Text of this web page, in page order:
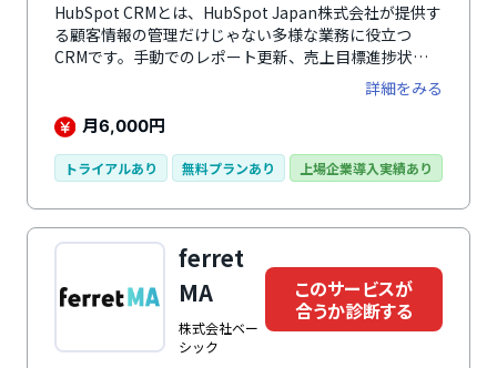
HubSpot CRMとは、HubSpot Japan株式会社が提供す
る顧客情報の管理だけじゃない多様な業務に役立つ
CRMです。手動でのレポート更新、売上目標進捗状況
を営業担当者へ確認というような煩雑な作業はすべてお
まかせ可能です。直感的で見やすいダッシュボードでリ
アルタイムに営業パイプラインを可視化。売上目標営業
成果目標の達成に役立ちます。最大100万件の従業員数
用制限なし。業務自動化ツールで時間節約、2,000万社
を超える登録企業のデータ、自動的に連携するコンタク
トレコードが潜在顧客へのアプローチにつながります。
他にもミーティングのスケジュール設定、ウェブチャッ
ト、Eメールテンプレート、コールなどの無料で利用で
きる機能が満載で、幅広い業務の効率化、活性化を促進
します。
詳細をみる
月6,000円
トライアルあり 無料プランあり 上場企業導入実績あり
ferret
MA
株式会社ベー
シック
このサービスが
合うか診断する